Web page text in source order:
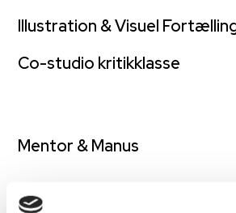
Illustration & Visuel
Co-studio kritikklasse
Mentor & Manus